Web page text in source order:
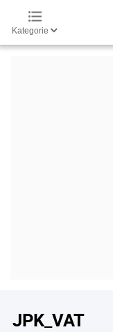
Kategorie
JPK_VAT